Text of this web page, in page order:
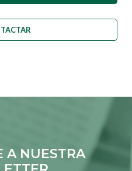
A NUESTRA